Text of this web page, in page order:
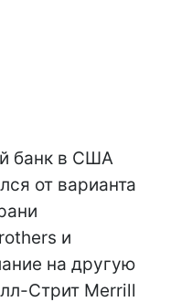
банк в США
от варианта
и
на другую
Стрит Merrill